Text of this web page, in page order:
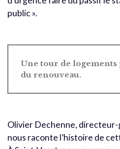
public ».
Une tour de logements
du renouveau.
Olivier Dechenne,
nous raconte l’histoire de